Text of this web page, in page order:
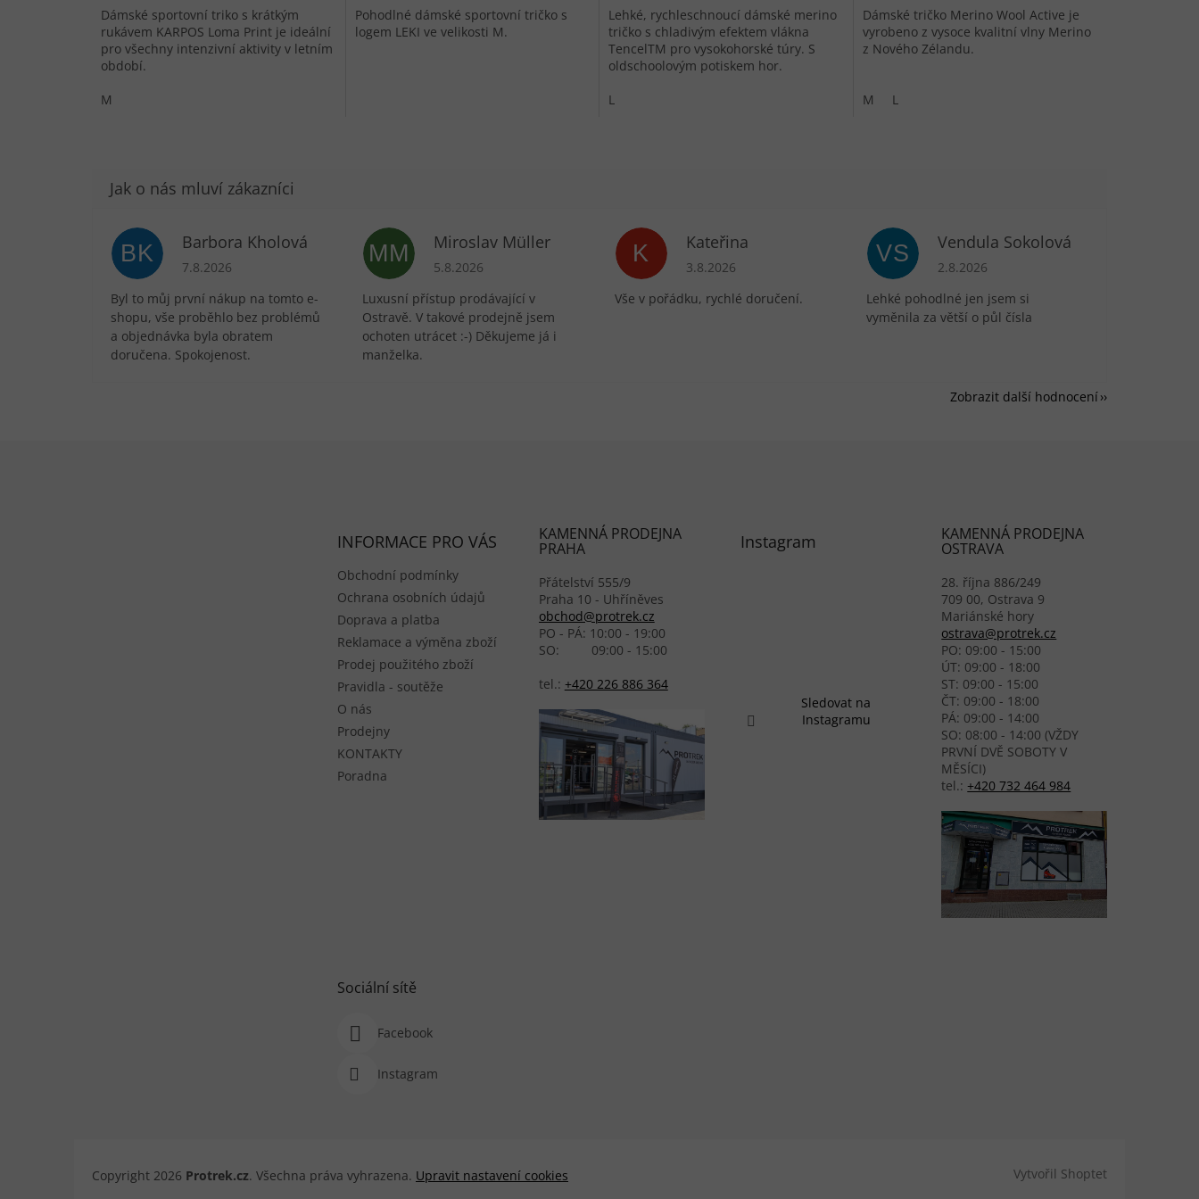
Dámské sportovní triko s krátkým
rukávem KARPOS Loma Print je ideální
pro všechny intenzivní aktivity v letním
období.
M
Pohodlné dámské sportovní tričko s
logem LEKI ve velikosti M.
Lehké, rychleschnoucí dámské merino
tričko s chladivým efektem vlákna
TencelTM pro vysokohorské túry. S
oldschoolovým potiskem hor.
L
Dámské tričko Merino Wool Active je
vyrobeno z vysoce kvalitní vlny Merino
z Nového Zélandu.
M L
BK Barbora Kholová
Hodnocení obchodu je 5 z 5 hvězdiček.
7.8.2026
Byl to můj první nákup na tomto e-
shopu, vše proběhlo bez problémů
a objednávka byla obratem
doručena. Spokojenost.
MM Miroslav Müller
Hodnocení obchodu je 5 z 5 hvězdiček.
5.8.2026
Luxusní přístup prodávající v
Ostravě. V takové prodejně jsem
ochoten utrácet :-) Děkujeme já i
manželka.
K Kateřina
Hodnocení obchodu je 5 z 5 hvězdiček.
3.8.2026
Vše v pořádku, rychlé doručení.
VS Vendula Sokolová
Hodnocení obchodu je 5 z 5 hvězdiček.
2.8.2026
Lehké pohodlné jen jsem si
vyměnila za větší o půl čísla
Zobrazit další hodnocení
INFORMACE PRO VÁS
Obchodní podmínky
Ochrana osobních údajů
Doprava a platba
Reklamace a výměna zboží
Prodej použitého zboží
Pravidla - soutěže
O nás
Prodejny
KONTAKTY
Poradna
KAMENNÁ PRODEJNA
PRAHA
Přátelství 555/9
Praha 10 - Uhříněves
obchod@protrek.cz
PO - PÁ: 10:00 - 19:00
SO: 09:00 - 15:00
tel.: +420 226 886 364
Instagram
Sledovat na
Instagramu
KAMENNÁ PRODEJNA
OSTRAVA
28. října 886/249
709 00, Ostrava 9
Mariánské hory
ostrava@protrek.cz
PO: 09:00 - 15:00
ÚT: 09:00 - 18:00
ST: 09:00 - 15:00
ČT: 09:00 - 18:00
PÁ: 09:00 - 14:00
SO: 08:00 - 14:00 (VŽDY
PRVNÍ DVĚ SOBOTY V
MĚSÍCI)
tel.:+420 732 464 984
Sociální sítě
Facebook
Instagram
Vytvořil Shoptet
Copyright 2026 Protrek.cz. Všechna práva vyhrazena. Upravit nastavení cookies